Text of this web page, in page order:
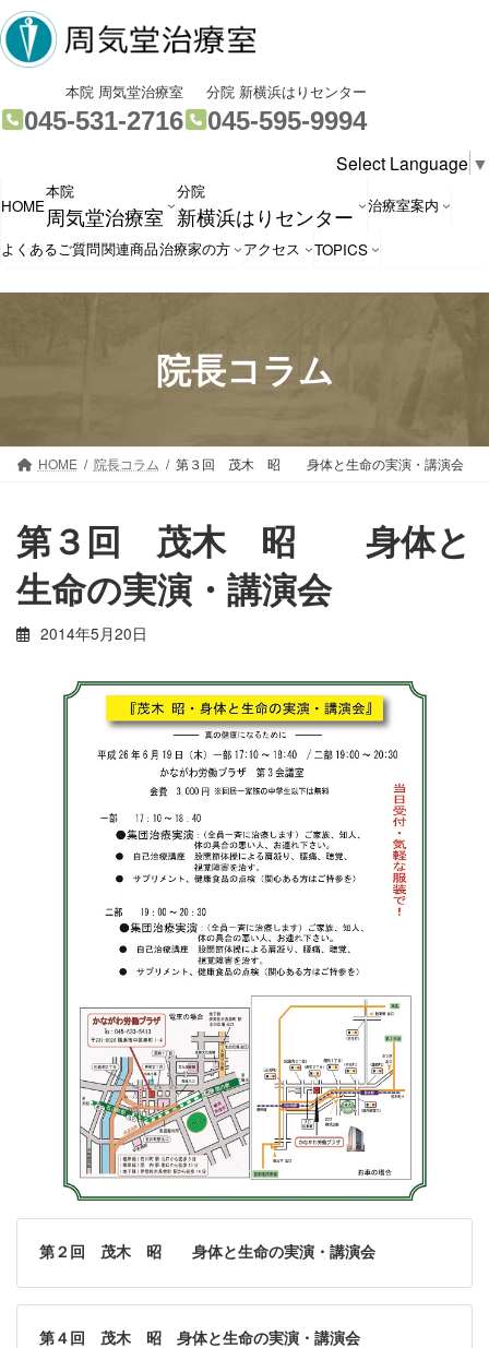
コ
ン
テ
ツ
プ
ナ
ビ
ゲ
シ
動
本院 周気堂治療室
045-531-2716
ル
リ
ク
分院 新横浜はりセンター
045-595-9994
ル
リ
ン
ク
Select Language ▼
HOME
本院
周気堂治療室
分院
新横浜はりセンター 治療室案内
よくあるご質問関連商品治療家の方 アクセス TOPICS
院長コラム
HOME 院長コラム 第３回 茂木 昭 身体と生命の実演・講演会
第３回 茂木 昭 身体と
生命の実演・講演会
2014年5月20日
第２回 茂木 昭 身体と生命の実演・講演会
第４回 茂木 昭 身体と生命の実演・講演会